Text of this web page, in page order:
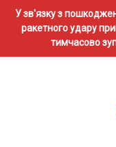
У зв'язку з
ракетного удару
тимчасово